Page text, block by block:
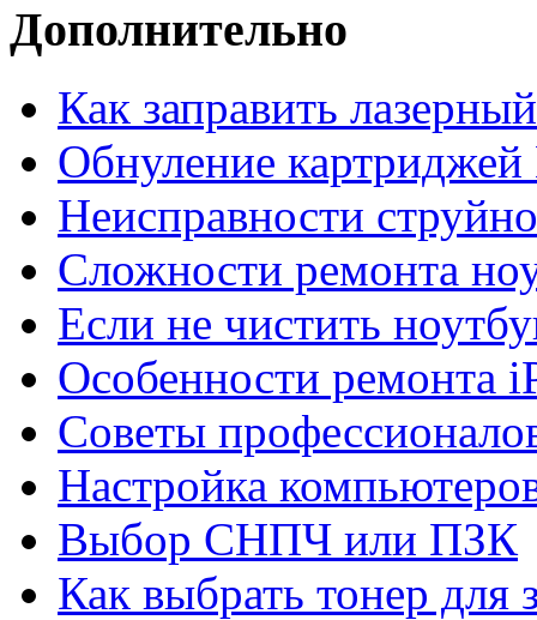
Дополнительно
Как заправить
Обнуление
Неисправности
Сложности ремонта
Если не чистить
Особенности ремонта
Советы
Настройка
Выбор СНПЧ или ПЗК
Как выбрать тонер для